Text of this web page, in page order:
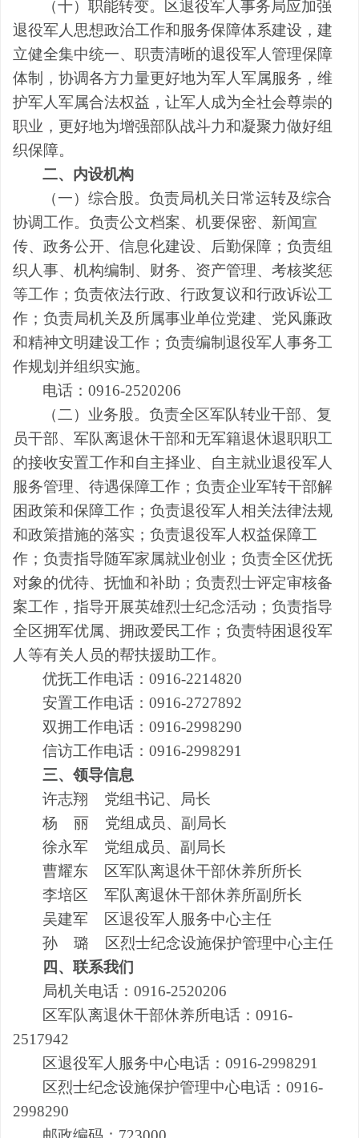
（十）职能转变。区退役军人事务局应加强
退役军人思想政治工作和服务保障体系建设，建
立健全集中统一、职责清晰的退役军人管理保障
体制，协调各方力量更好地为军人军属服务，维
护军人军属合法权益，让军人成为全社会尊崇的
职业，更好地为增强部队战斗力和凝聚力做好组
织保障。
二、内设机构
（一）综合股。负责局机关日常运转及综合
协调工作。负责公文档案、机要保密、新闻宣
传、政务公开、信息化建设、后勤保障；负责组
织人事、机构编制、财务、资产管理、考核奖惩
等工作；负责依法行政、行政复议和行政诉讼工
作；负责局机关及所属事业单位党建、党风廉政
和精神文明建设工作；负责编制退役军人事务工
作规划并组织实施。
电话：0916-2520206
（二）业务股。负责全区军队转业干部、复
员干部、军队离退休干部和无军籍退休退职职工
的接收安置工作和自主择业、自主就业退役军人
服务管理、待遇保障工作；负责企业军转干部解
困政策和保障工作；负责退役军人相关法律法规
和政策措施的落实；负责退役军人权益保障工
作；负责指导随军家属就业创业；负责全区优抚
对象的优待、抚恤和补助；负责烈士评定审核备
案工作，指导开展英雄烈士纪念活动；负责指导
全区拥军优属、 拥政爱民工作；负责特困退役军
人等有关人员的帮扶援助工作。
优抚工作电话：0916-2214820
安置工作电话：0916-2727892
双拥工作电话：0916-2998290
信访工作电话：0916-2998291
三、领导信息
许志翔 党组书记、局长
杨 丽 党组成员、副局长
徐永军 党组成员、副局长
曹耀东 区军队离退休干部休养所所长
李培区 军队离退休干部休养所副所长
吴建军 区退役军人服务中心主任
孙 璐 区烈士纪念设施保护管理中心主任
四、联系我们
局机关电话：0916-2520206
区军队离退休干部休养所电话：0916-
2517942
区退役军人服务中心电话：0916-2998291
区烈士纪念设施保护管理中心电话：0916-
2998290